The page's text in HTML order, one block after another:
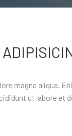
magna aliqua.
ut labore et